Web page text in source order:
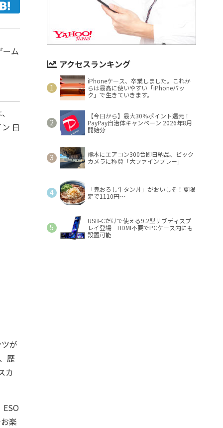
ーム
日
が
歴
カ
楽
アクセスランキング
iPhoneケース、卒業しました。これか
らは最高に使いやすい「iPhoneバッ
ク」で生きていきます。
【今日から】最大30％ポイント還元！
PayPay自治体キャンペーン 2026年8月
開始分
熊本にエアコン300台即日納品、ビック
カメラに称賛「大ファインプレー」
「鬼おろし牛タン丼」がおいしそ！夏限
定で1110円～
USB-Cだけで使える9.2型サブディスプ
レイ登場 HDMI不要でPCケース内にも
設置可能